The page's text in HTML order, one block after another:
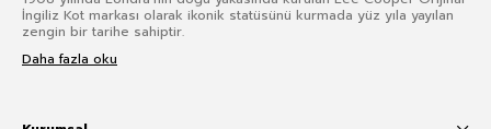
İngiliz Kot markası olarak ikonik statüsünü kurmada yüz yıla yayılan
zengin bir tarihe sahiptir.
Daha fazla oku